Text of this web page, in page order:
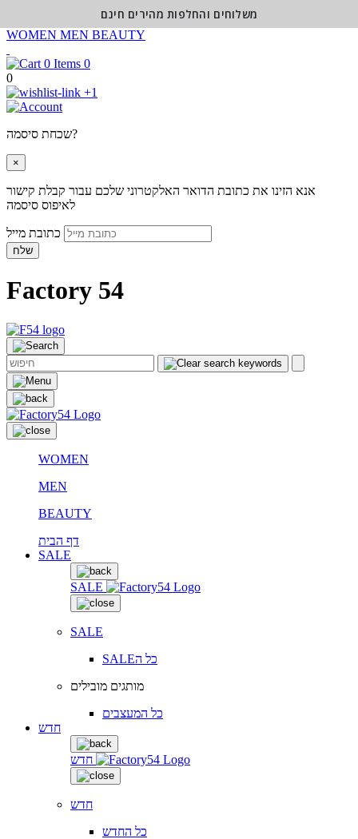
WOMEN MEN BEAUTY
0
0
+1
שכחת סיסמה?
×
אנא הזינו את כתובת הדואר האלקטרוני שלכם עבור קבלת קישור
לאיפוס סיסמה
שלח
Factory 54
WOMEN
MEN
BEAUTY
דף הבית
SALE
SALE
SALE
SALEכל ה
מותגים מובילים
כל המעצבים
חדש
חדש
חדש
כל החדש
משלוחים והחלפות מהירים חינם